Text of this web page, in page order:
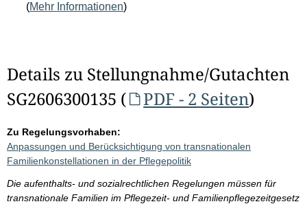
(Mehr Informationen)
Details zu Stellungnahme/Gutachten
SG2606300135 (
PDF - 2 Seiten)
Zu Regelungsvorhaben:
Anpassungen und Berücksichtigung von transnationalen
Familienkonstellationen in der Pflegepolitik
Die aufenthalts- und sozialrechtlichen Regelungen müssen für
transnationale Familien im Pflegezeit- und Familienpflegezeitgesetz